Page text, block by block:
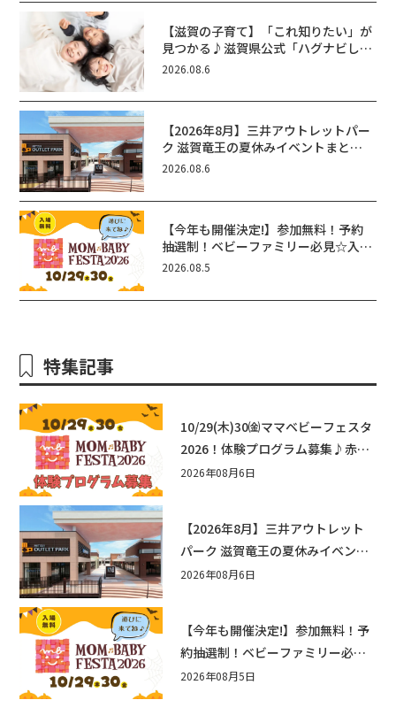
【滋賀の子育て】「これ知りたい」が
見つかる♪滋賀県公式「ハグナビし
が」使ってる？おでかけ・制度・子育
2026.08.6
【2026年8月】三井アウトレットパー
ク 滋賀竜王の夏休みイベントまと
め！びしょぬれ水あそび・激辛グル
ん！
2026.08.6
【今年も開催決定!】参加無料！予約
抽選制！ベビーファミリー必見☆入場
無料☆10/29(木)30(金)ママベビーフ
エリ守山
2026.08.5
特集記事
10/29(木)30㈮ママベビーフェスタ
2026！体験プログラム募集♪赤ち
ゃん向けイベントに出演しません
2026年08月6日
【2026年8月】三井アウトレット
パーク 滋賀竜王の夏休みイベント
まとめ！びしょぬれ水あそび・激
2026年08月6日
【今年も開催決定!】参加無料！予
約抽選制！ベビーファミリー必見
☆入場無料☆10/29(木)30(金)ママ
2026年08月5日